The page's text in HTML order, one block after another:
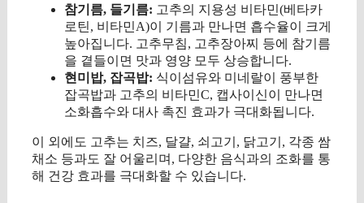
참기름, 들기름: 고추의 지용성 비타민(베타카
로틴, 비타민A)이 기름과 만나면 흡수율이 크게
높아집니다. 고추무침, 고추장아찌 등에 참기름
을 곁들이면 맛과 영양 모두 상승합니다.
현미밥, 잡곡밥: 식이섬유와 미네랄이 풍부한
잡곡밥과 고추의 비타민C, 캡사이신이 만나면
소화흡수와 대사 촉진 효과가 극대화됩니다.
이 외에도 고추는 치즈, 달걀, 쇠고기, 닭고기, 각종 쌈
채소 등과도 잘 어울리며, 다양한 음식과의 조화를 통
해 건강 효과를 극대화할 수 있습니다.